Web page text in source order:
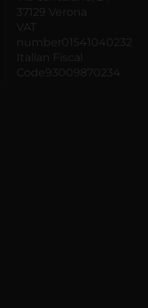
37129 Verona
VAT
number01541040232
Italian Fiscal
Code93009870234